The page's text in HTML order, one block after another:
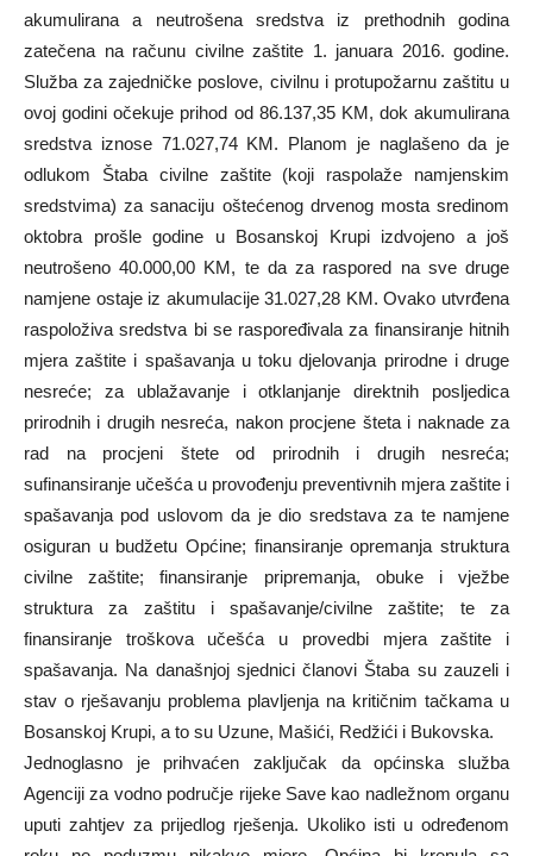
akumulirana a neutrošena sredstva iz prethodnih godina
zatečena na računu civilne zaštite 1. januara 2016. godine.
Služba za zajedničke poslove, civilnu i protupožarnu zaštitu u
ovoj godini očekuje prihod od 86.137,35 KM, dok akumulirana
sredstva iznose 71.027,74 KM. Planom je naglašeno da je
odlukom Štaba civilne zaštite (koji raspolaže namjenskim
sredstvima) za sanaciju oštećenog drvenog mosta sredinom
oktobra prošle godine u Bosanskoj Krupi izdvojeno a još
neutrošeno 40.000,00 KM, te da za raspored na sve druge
namjene ostaje iz akumulacije 31.027,28 KM. Ovako utvrđena
raspoloživa sredstva bi se raspoređivala za finansiranje hitnih
mjera zaštite i spašavanja u toku djelovanja prirodne i druge
nesreće; za ublažavanje i otklanjanje direktnih posljedica
prirodnih i drugih nesreća, nakon procjene šteta i naknade za
rad na procjeni štete od prirodnih i drugih nesreća;
sufinansiranje učešća u provođenju preventivnih mjera zaštite i
spašavanja pod uslovom da je dio sredstava za te namjene
osiguran u budžetu Općine; finansiranje opremanja struktura
civilne zaštite; finansiranje pripremanja, obuke i vježbe
struktura za zaštitu i spašavanje/civilne zaštite; te za
finansiranje troškova učešća u provedbi mjera zaštite i
spašavanja. Na današnjoj sjednici članovi Štaba su zauzeli i
stav o rješavanju problema plavljenja na kritičnim tačkama u
Bosanskoj Krupi, a to su Uzune, Mašići, Redžići i Bukovska.
Jednoglasno je prihvaćen zaključak da općinska služba
Agenciji za vodno područje rijeke Save kao nadležnom organu
uputi zahtjev za prijedlog rješenja. Ukoliko isti u određenom